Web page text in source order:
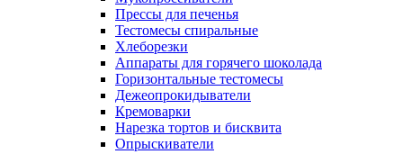
Прессы для печенья
Тестомесы спиральные
Хлеборезки
Аппараты для горячего шоколада
Горизонтальные тестомесы
Дежеопрокидыватели
Кремоварки
Нарезка тортов и бисквита
Опрыскиватели